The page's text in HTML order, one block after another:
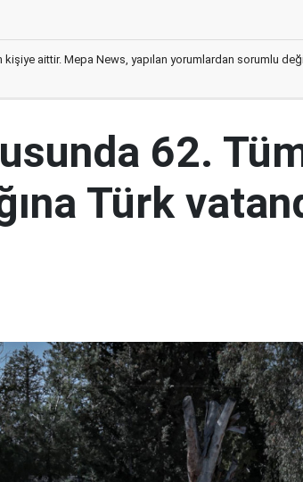
aittir. Mepa News, yapılan yorumlardan sorumlu
62.
Türk